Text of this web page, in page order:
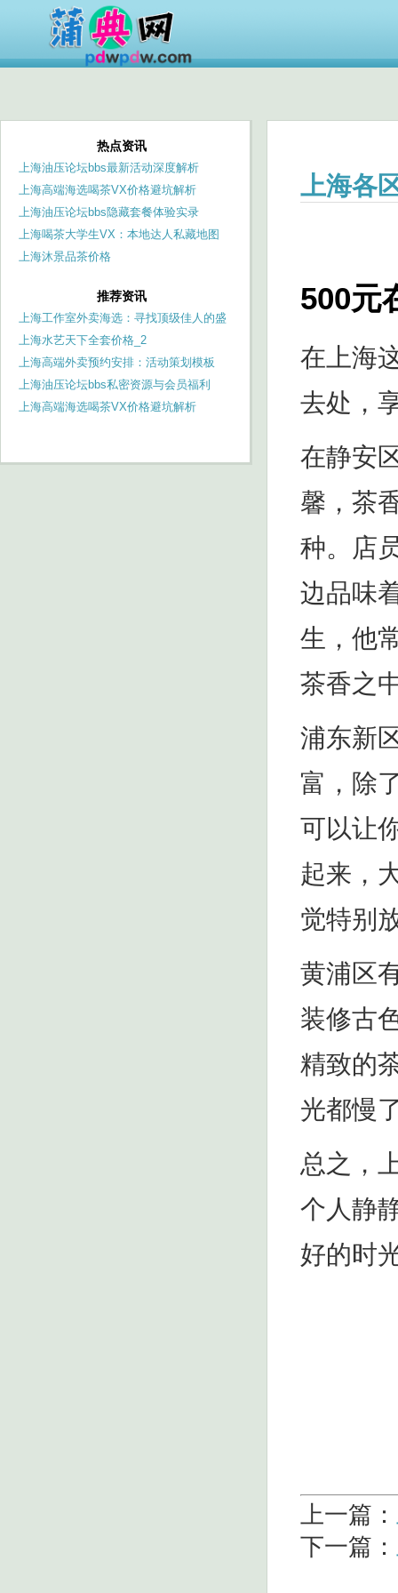
上海各
500元
在上海
去处，
在静安
馨，茶
种。店
边品味
生，他
茶香之
浦东新
富，除
可以让
起来，
觉特别
黄浦区
装修古
精致的
光都慢
总之，
个人静
好的时
上一篇：
下一篇：
热点资讯
上海油压论坛bbs最新活动深度解析
上海高端海选喝茶VX价格避坑解析
上海油压论坛bbs隐藏套餐体验实录
上海喝茶大学生VX：本地达人私藏地图
_272
上海沐景品茶价格
推荐资讯
上海工作室外卖海选：寻找顶级佳人的盛
宴
上海水艺天下全套价格_2
上海高端外卖预约安排：活动策划模板
上海油压论坛bbs私密资源与会员福利
上海高端海选喝茶VX价格避坑解析